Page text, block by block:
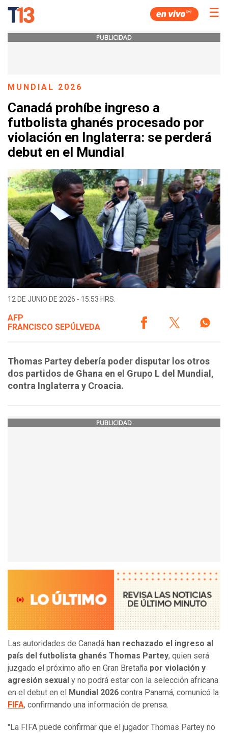
☰
PUBLICIDAD
MUNDIAL 2026
Canadá prohíbe ingreso a
futbolista ghanés procesado por
violación en Inglaterra: se perderá
debut en el Mundial
12 DE JUNIO DE 2026 - 15:53 HRS.
AFP
FRANCISCO SEPÚLVEDA
Thomas Partey debería poder disputar los otros
dos partidos de Ghana en el Grupo L del Mundial,
contra Inglaterra y Croacia.
PUBLICIDAD
Las autoridades de Canadá han rechazado el ingreso al
país del futbolista ghanés Thomas Partey, quien será
juzgado el próximo año en Gran Bretaña por violación y
agresión sexual y no podrá estar con la selección africana
en el debut en el
Mundial 2026 contra Panamá, comunicó la
FIFA, confirmando una información de prensa.
"La FIFA puede confirmar que el jugador Thomas Partey no